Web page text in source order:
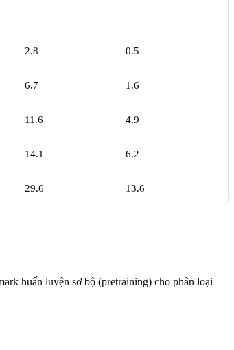
2.8 0.5
6.7 1.6
11.6 4.9
14.1 6.2
29.6 13.6
huấn luyện sơ bộ (pretraining) cho phân loại